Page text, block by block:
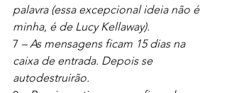
palavra (essa excepcional ideia não é
minha, é de Lucy Kellaway).
7 – As mensagens ficam 15 dias na
caixa de entrada. Depois se
autodestruirão.